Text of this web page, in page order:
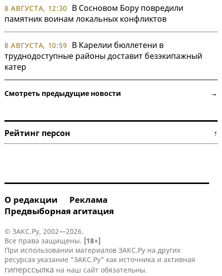
8 АВГУСТА, 12:30
В Сосновом Бору повредили
памятник воинам локальных конфликтов
8 АВГУСТА, 10:59
В Карелии бюллетени в
труднодоступные районы доставит безэкипажный
катер
Смотреть предыдущие новости →
Рейтинг персон ↑
О редакции
Реклама
Предвыборная агитация
© ЗАКС.Ру, 2002—2026.
Все права защищены. [18+]
При использовании материалов ЗАКС.Ру на других
ресурсах указание "ЗАКС.Ру" как источника и активная
гиперссылка на наш сайт обязательны.